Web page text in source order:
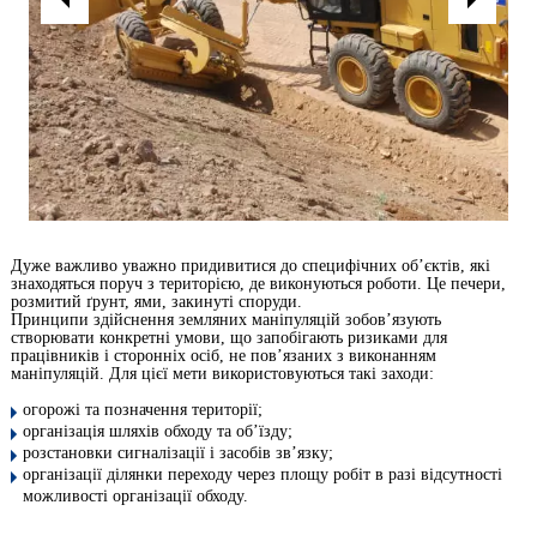
Дуже важливо уважно придивитися до специфічних об’єктів, які
знаходяться поруч з територією, де виконуються роботи. Це печери,
розмитий ґрунт, ями, закинуті споруди.
Принципи здійснення земляних маніпуляцій зобов’язують
створювати конкретні умови, що запобігають ризиками для
працівників і сторонніх осіб, не пов’язаних з виконанням
маніпуляцій. Для цієї мети використовуються такі заходи:
огорожі та позначення території;
організація шляхів обходу та об’їзду;
розстановки сигналізації і засобів зв’язку;
організації ділянки переходу через площу робіт в разі відсутності
можливості організації обходу.